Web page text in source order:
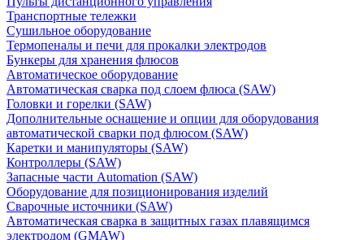
Транспортные тележки
Сушильное оборудование
Термопеналы и печи для прокалки электродов
Бункеры для хранения флюсов
Автоматическое оборудование
Автоматическая сварка под слоем флюса (SAW)
Головки и горелки (SAW)
Дополнительные оснащение и опции для оборудования
автоматической сварки под флюсом (SAW)
Каретки и манипуляторы (SAW)
Контроллеры (SAW)
Запасные части Automation (SAW)
Оборудование для позиционирования изделий
Сварочные источники (SAW)
Автоматическая сварка в защитных газах плавящимся
электродом (GMAW)